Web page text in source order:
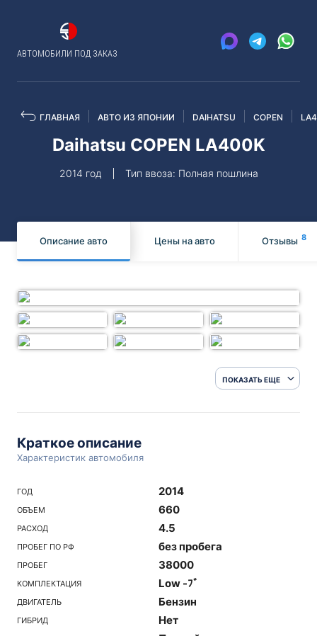
АВТОМОБИЛИ ПОД ЗАКАЗ
ГЛАВНАЯ АВТО ИЗ ЯПОНИИ DAIHATSU COPEN
Daihatsu COPEN LA400K
2014 год Тип ввоза: Полная пошлина
Описание авто Цены на авто Отзывы 8
ПОКАЗАТЬ ЕЩЕ
Краткое описание
Характеристик автомобиля
ГОД 2014
ОБЪЕМ 660
РАСХОД 4.5
ПРОБЕГ ПО РФ без пробега
ПРОБЕГ 38000
КОМПЛЕКТАЦИЯ Low -ﾌﾞ
ДВИГАТЕЛЬ Бензин
ГИБРИД Нет